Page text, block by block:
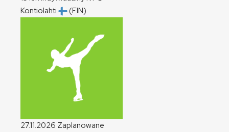
Kontiolahti
(FIN)
27.11.2026 Zaplanowane